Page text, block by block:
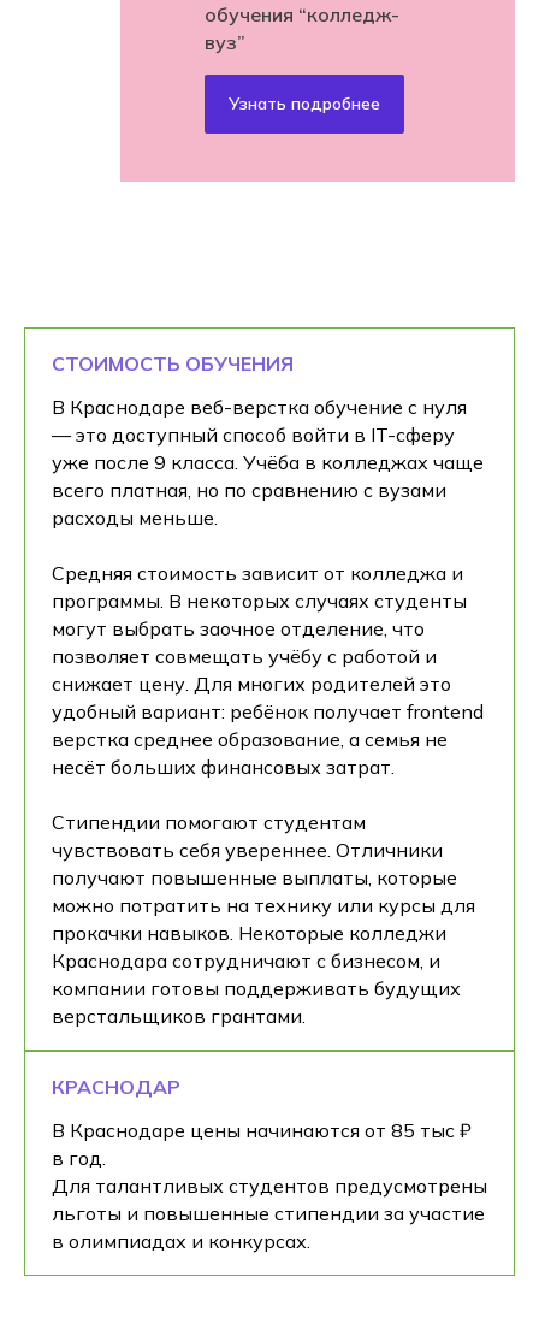
обучения “колледж-
вуз”
Узнать подробнее
СТОИМОСТЬ ОБУЧЕНИЯ
В Краснодаре веб-верстка обучение с нуля
— это доступный способ войти в IT-сферу
уже после 9 класса. Учёба в колледжах чаще
всего платная, но по сравнению с вузами
расходы меньше.
Средняя стоимость зависит от колледжа и
программы. В некоторых случаях студенты
могут выбрать заочное отделение, что
позволяет совмещать учёбу с работой и
снижает цену. Для многих родителей это
удобный вариант: ребёнок получает frontend
верстка среднее образование, а семья не
несёт больших финансовых затрат.
Стипендии помогают студентам
чувствовать себя увереннее. Отличники
получают повышенные выплаты, которые
можно потратить на технику или курсы для
прокачки навыков. Некоторые колледжи
Краснодара сотрудничают с бизнесом, и
компании готовы поддерживать будущих
верстальщиков грантами.
КРАСНОДАР
В Краснодаре цены начинаются от 85 тыс ₽
в год.
Для талантливых студентов предусмотрены
льготы и повышенные стипендии за участие
в олимпиадах и конкурсах.